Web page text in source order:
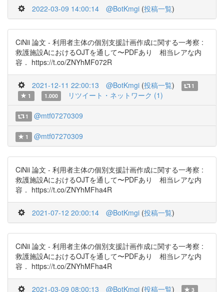
2022-03-09 14:00:14 @BotKmgi (投稿一覧)
CiNii 論文 - 利用者主体の個別支援計画作成に関する一考察 :
救護施設AにおけるOJTを通して〜PDFあり 相当レアな内
容． https://t.co/ZNYhMF072R
2021-12-11 22:00:13 @BotKmgi (投稿一覧)
1
1
1.000 リツイート・ネットワーク (1)
1 @mtf07270309
1 @mtf07270309
CiNii 論文 - 利用者主体の個別支援計画作成に関する一考察 :
救護施設AにおけるOJTを通して〜PDFあり 相当レアな内
容． https://t.co/ZNYhMFha4R
2021-07-12 20:00:14 @BotKmgi (投稿一覧)
CiNii 論文 - 利用者主体の個別支援計画作成に関する一考察 :
救護施設AにおけるOJTを通して〜PDFあり 相当レアな内
容． https://t.co/ZNYhMFha4R
2021-03-09 08:00:13 @BotKmgi (投稿一覧) 3